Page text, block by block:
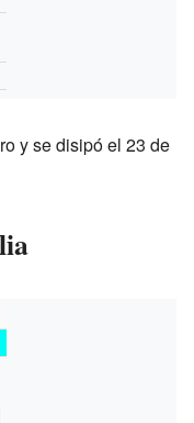
y se disipó el 23 de